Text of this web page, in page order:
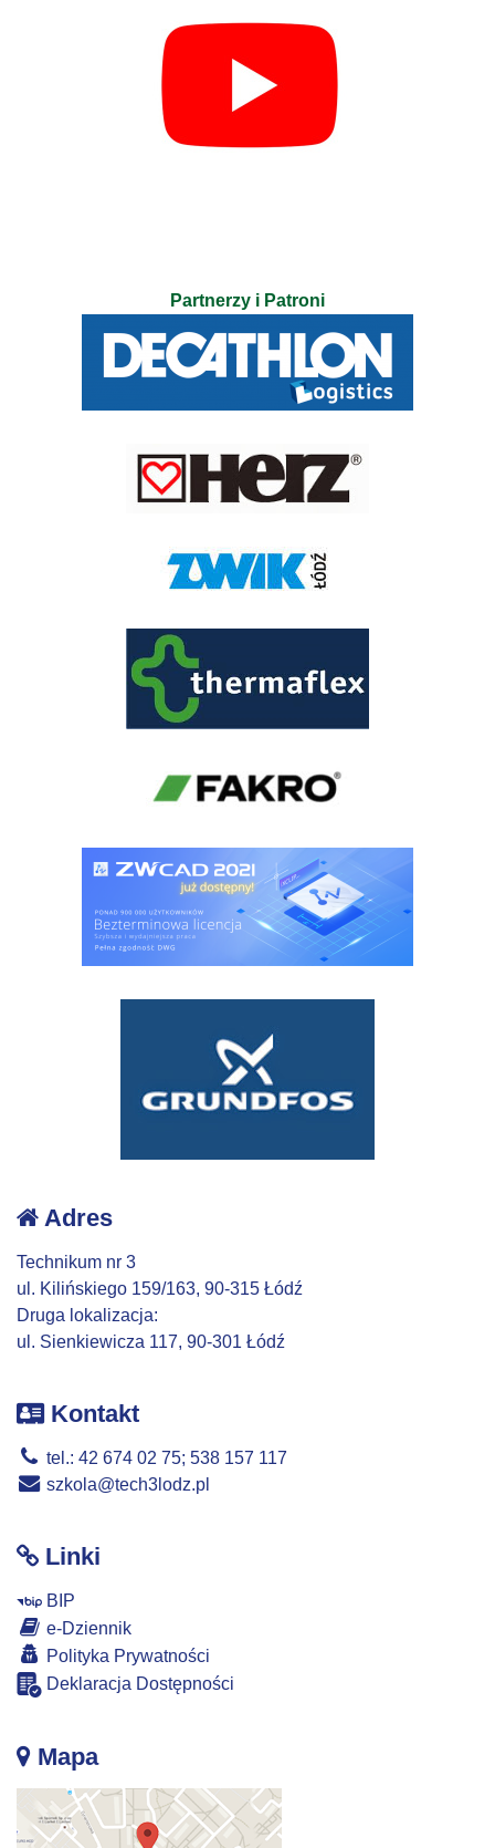
Partnerzy i Patroni
Adres
Technikum nr 3
ul. Kilińskiego 159/163, 90-315 Łódź
Druga lokalizacja:
ul. Sienkiewicza 117, 90-301 Łódź
Kontakt
tel.: 42 674 02 75; 538 157 117
szkola@tech3lodz.pl
Linki
BIP
e-Dziennik
Polityka Prywatności
Deklaracja Dostępności
Mapa